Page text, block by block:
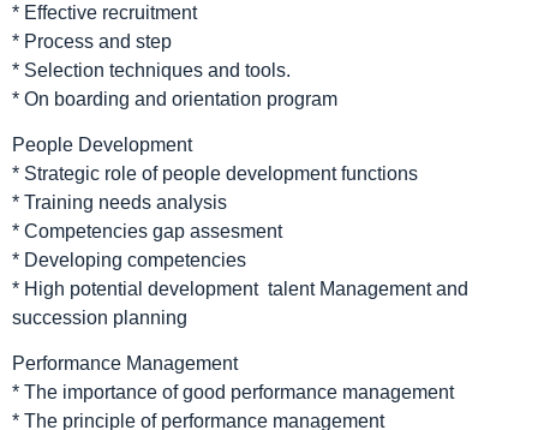
* Effective recruitment
* Process and step
* Selection techniques and tools.
* On boarding and orientation program
People Development
* Strategic role of people development functions
* Training needs analysis
* Competencies gap assesment
* Developing competencies
* High potential development talent Management and
succession planning
Performance Management
* The importance of good performance management
* The principle of performance management